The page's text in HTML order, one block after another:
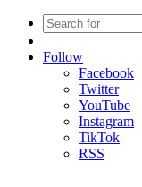
Article
Follow
Facebook
Twitter
YouTube
Instagram
TikTok
RSS